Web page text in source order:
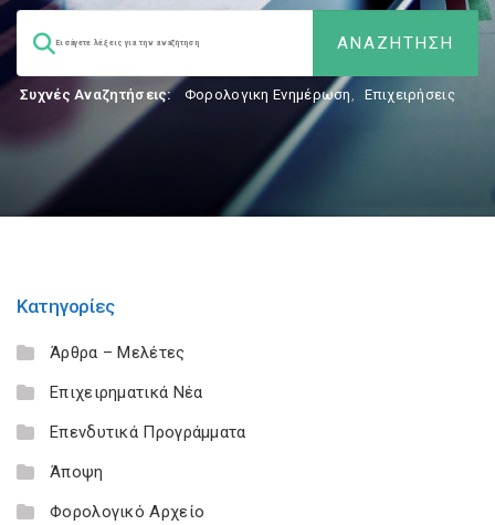
Συχνές Αναζητήσεις: Φορολογικη Ενημέρωση, Επιχειρήσεις
Κατηγορίες
Άρθρα – Μελέτες
Επιχειρηματικά Νέα
Επενδυτικά Προγράμματα
Άποψη
Φορολογικό Αρχείο